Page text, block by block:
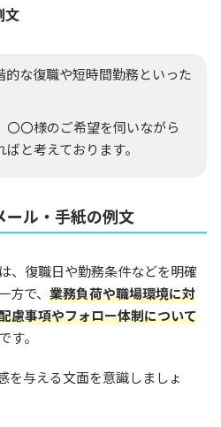
文
な復職や短時間勤務といった
〇様のご希望を伺いながら
と考えております。
ル・手紙の例文
、復職日や勤務条件などを明確
で、 業務負荷や職場環境に対
慮事項やフォロー体制について
す。
を与える文面を意識しましょ